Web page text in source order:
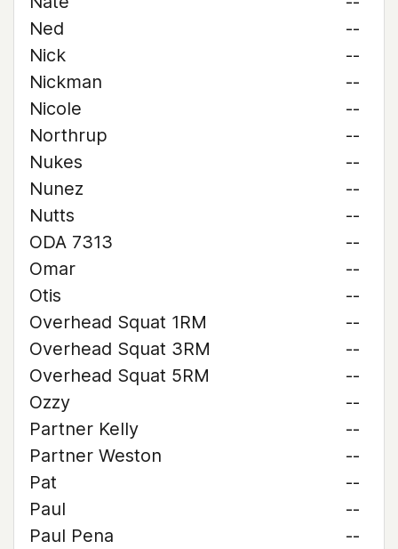
Ned
--
Nick
--
Nickman
--
Nicole
--
Northrup
--
Nukes
--
Nunez
--
Nutts
--
ODA 7313
--
Omar
--
Otis
--
Overhead Squat 1RM
--
Overhead Squat 3RM
--
Overhead Squat 5RM
--
Ozzy
--
Partner Kelly
--
Partner Weston
--
Pat
--
Paul
--
Paul Pena
--